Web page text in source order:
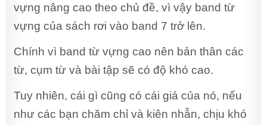
vựng nâng cao theo chủ đề, vì vậy band từ
vựng của sách rơi vào band 7 trở lên.
Chính vì band từ vựng cao nên bản thân các
từ, cụm từ và bài tập sẽ có độ khó cao.
Tuy nhiên, cái gì cũng có cái giá của nó, nếu
như các bạn chăm chỉ và kiên nhẫn, chịu khó